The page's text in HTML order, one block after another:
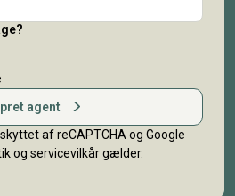
agent
af reCAPTCHA og Google
og servicevilkårgælder.